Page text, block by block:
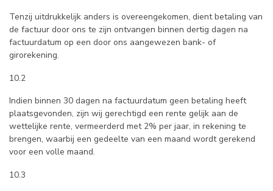
Tenzij uitdrukkelijk anders is overeengekomen, dient betaling van
de factuur door ons te zijn ontvangen binnen dertig dagen na
factuurdatum op een door ons aangewezen bank- of
girorekening.
10.2
Indien binnen 30 dagen na factuurdatum geen betaling heeft
plaatsgevonden, zijn wij gerechtigd een rente gelijk aan de
wettelijke rente, vermeerderd met 2% per jaar, in rekening te
brengen, waarbij een gedeelte van een maand wordt gerekend
voor een volle maand.
10.3